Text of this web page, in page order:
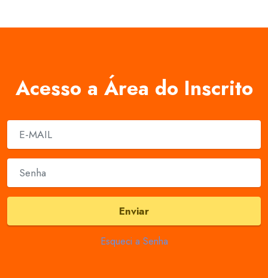
Acesso a Área do Inscrito
Enviar
Esqueci a Senha